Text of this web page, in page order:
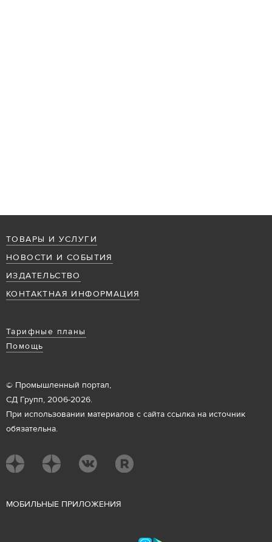
ТОВАРЫ И УСЛУГИ
НОВОСТИ И СОБЫТИЯ
ИЗДАТЕЛЬСТВО
КОНТАКТНАЯ ИНФОРМАЦИЯ
Тарифные планы
Помощь
© Промышленный портал,
СД Групп, 2006-2026.
При использовании материалов с сайта ссылка на источник
обязательна.
МОБИЛЬНЫЕ ПРИЛОЖЕНИЯ